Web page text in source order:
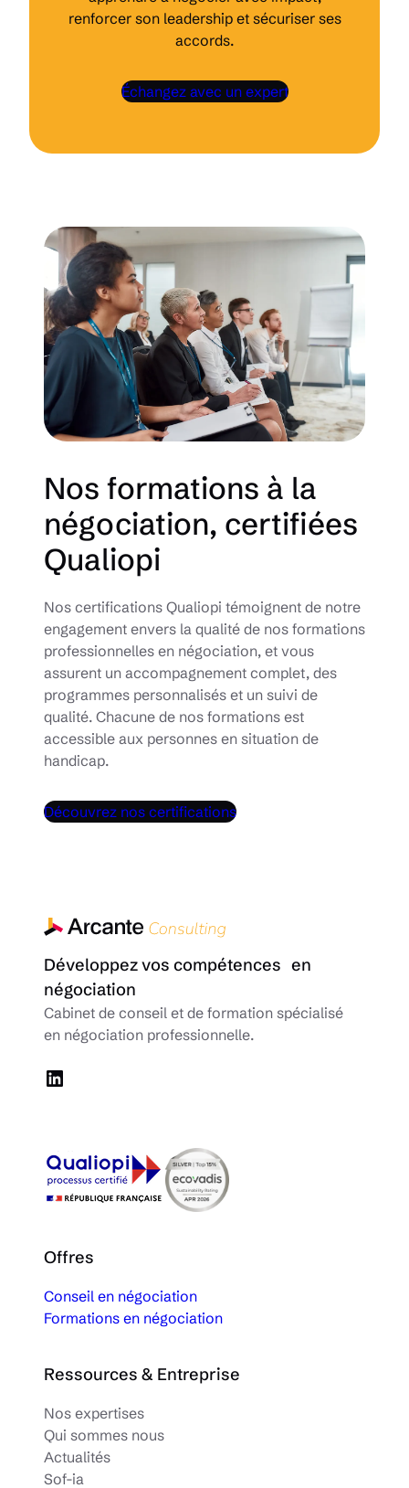
renforcer son leadership et sécuriser ses
accords.
Échangez avec un expert
Nos formations à la
négociation, certifiées
Qualiopi
Nos certifications Qualiopi témoignent de notre
engagement envers la qualité de nos formations
professionnelles en négociation, et vous
assurent un accompagnement complet, des
programmes personnalisés et un suivi de
qualité. Chacune de nos formations est
accessible aux personnes en situation de
handicap.
Découvrez nos certifications
Développez vos compétences en
négociation
Cabinet de conseil et de formation spécialisé
en négociation professionnelle.
LinkedIn
Offres
Conseil en négociation
Formations en négociation
Ressources & Entreprise
Nos expertises
Qui sommes nous
Actualités
Sof-ia